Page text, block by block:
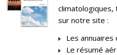
climatologiques,
sur notre site :
Les annuaires
Le résumé